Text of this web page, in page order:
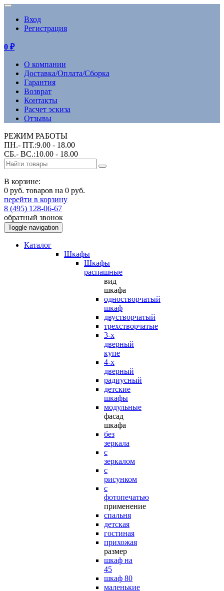
Вход
Регистрация
0 ₽
О компании
Доставка/Оплата/Сборка
Гарантия
Возврат
Контакты
Расчет эскиза
Отзывы
РЕЖИМ РАБОТЫ
ПН.- ПТ.:9.00 - 18.00
СБ.- ВС.:10.00 - 18.00
В корзине:
0 руб. товаров на 0 руб.
перейти в корзину
8 (495) 128-06-67
обратный звонок
Toggle navigation
Каталог
Шкафы
Шкафы
распашные
вид
шкафа
одностворчатый
шкаф
двустворчатый
трехстворчатые
3-х
дверный
купе
4-х
дверный
радиусный
детские
шкафы
модульные
фасад
шкафа
без
зеркала
с
зеркалом
с
рисунком
с
фотопечатью
применение
спальня
детская
гостиная
прихожая
размер
шкаф на
45
шкаф 80
маленькие